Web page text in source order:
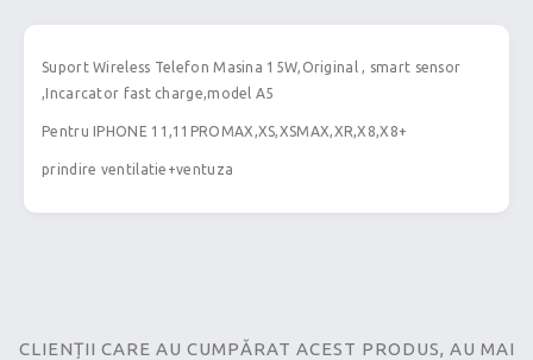
Suport Wireless Telefon Masina 15W,Original , smart sensor
,Incarcator fast charge,model A5
Pentru IPHONE 11,11PROMAX,XS,XSMAX,XR,X8,X8+
prindire ventilatie+ventuza
CLIENȚII CARE AU CUMPĂRAT ACEST PRODUS, AU MAI